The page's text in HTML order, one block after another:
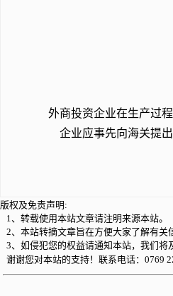
外商投资企业在生产过
企业应事先向海关提
版权及免责声明:
1、转载使用本站文章请注明来源本站。
2、本站转摘文章旨在方便大家了解有关
3、如侵犯您的权益请通知本站，我们将
谢谢您对本站的支持！联系电话：0769